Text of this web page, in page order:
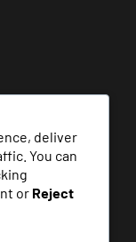
deliver
You can
or Reject